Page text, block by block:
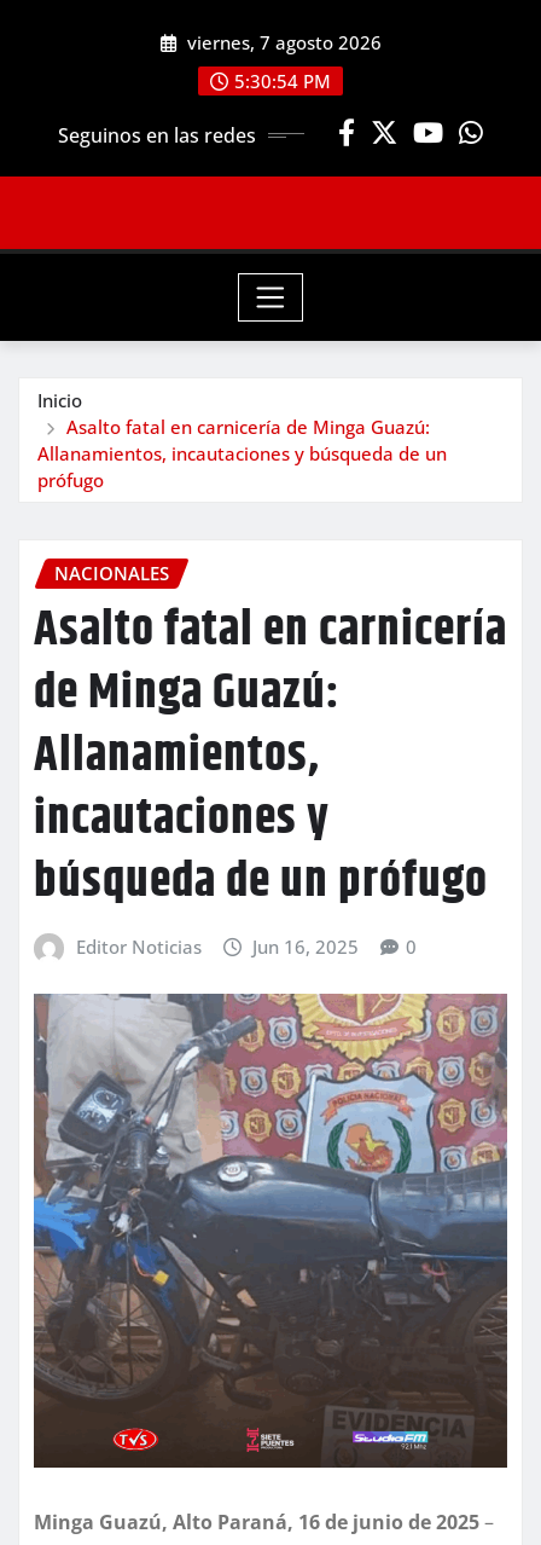
viernes, 7 agosto 2026
5:30:55 PM
Seguinos en las redes
Inicio
Asalto fatal en carnicería de Minga Guazú:
Allanamientos, incautaciones y búsqueda de un
prófugo
NACIONALES
Asalto fatal en carnicería
de Minga Guazú:
Allanamientos,
incautaciones y
búsqueda de un prófugo
Editor Noticias Jun 16, 2025 0
Minga Guazú, Alto Paraná, 16 de junio de 2025–